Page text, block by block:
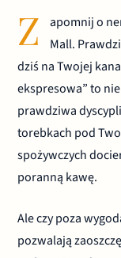
Z
apomnij o
Mall.
dziś na Twojej
ekspresowa” to
prawdziwa
torebkach pod
spożywczych
poranną kawę.
Ale czy poza
pozwalają